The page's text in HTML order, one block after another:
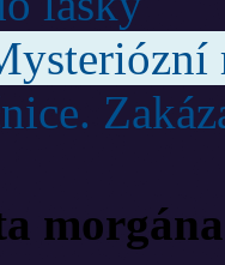
morgána